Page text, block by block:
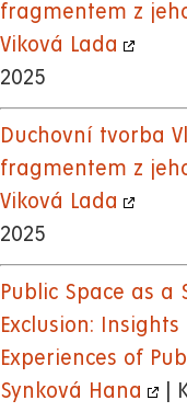
fragmentem z
Viková Lada
2025
Duchovní tvorba
fragmentem z
Viková Lada
2025
Public Space as a
Exclusion:
Experiences of
Synková Hana
|